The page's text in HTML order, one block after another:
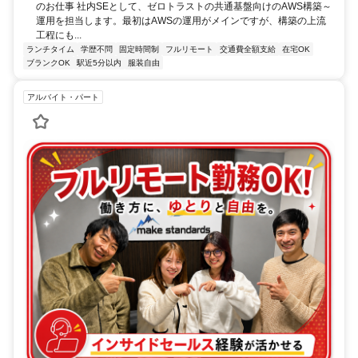
のお仕事 社内SEとして、ゼロトラストの共通基盤向けのAWS構築～
運用を担当します。最初はAWSの運用がメインですが、構築の上流
工程にも...
ランチタイム 学歴不問 固定時間制 フルリモート 交通費全額支給
在宅OK
ブランクOK
駅近5分以内 服装自由
アルバイト・パート